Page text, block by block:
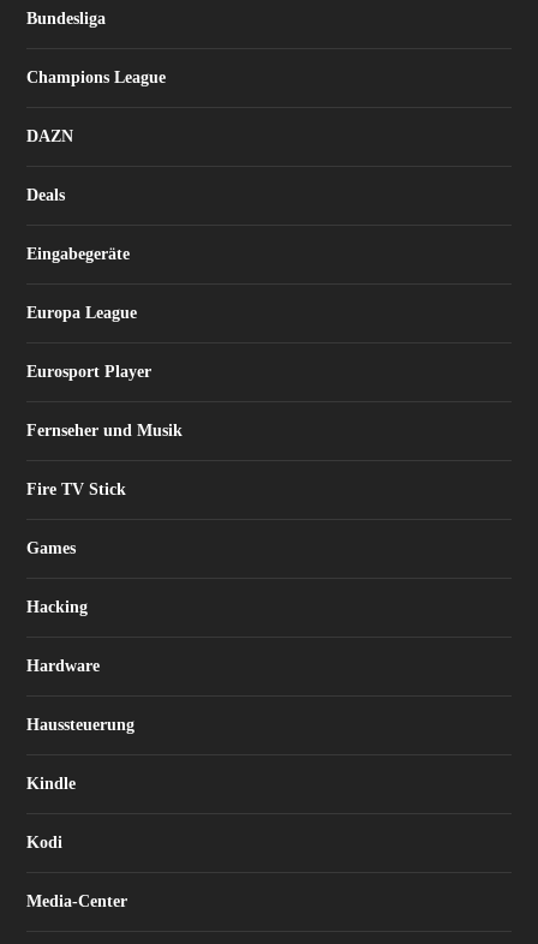
Bundesliga
Champions League
DAZN
Deals
Eingabegeräte
Europa League
Eurosport Player
Fernseher und Musik
Fire TV Stick
Games
Hacking
Hardware
Haussteuerung
Kindle
Kodi
Media-Center